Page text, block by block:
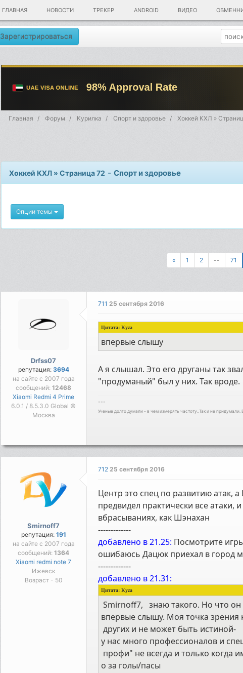
ГЛАВНАЯ НОВОСТИ ТРЕКЕР ANDROID ВИДЕО
Зарегистрироваться
Главная Форум Kурилка Спорт и здоровье Хоккей КХЛ »
Хоккей КХЛ » Страница 72 - Спорт и здоровье
Опции темы
« 1 2 -- 71
Drfss07
репутация: 3694
на сайте с 2007 года
сообщений:12468
Xiaomi Redmi 4 Prime
6.0.1 / 8.5.3.0 Global ©
Москва
71125 сентября 2016
Цитата:Kyza
впервые слышу
А я слышал. Это его друганы так
"продуманый" был у них. Так вроде.
---
Ученые долго думали - в чем измерять частоту..Так и не придумали.
Smirnoff7
репутация: 191
на сайте с 2007 года
сообщений:1364
Xiaomi redmi note 7
Ижевск
Возраст - 50
71225 сентября 2016
Центр это спец по развитию атак,
предвидел практически все атаки,
вбрасываниях, как Шэнахан
-------------
добавлено в 21.25: Посмотрите
ошибаюсь Дацюк приехал в город
-------------
добавлено в 21.31:
Цитата:Kyza
Smirnoff7, знаю такого. Но что
впервые слышу. Моя точка зрения
других и не может быть истиной-
у нас много профессионалов и
профи" не всегда и только когда
о за голы/пасы